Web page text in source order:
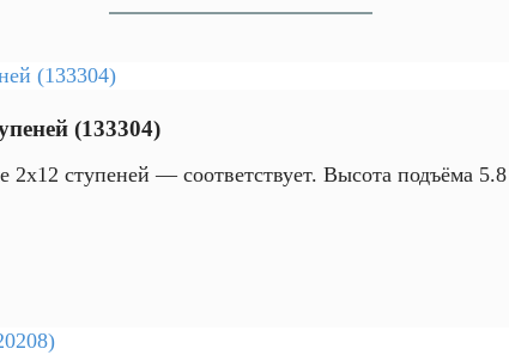
(133304)
ступеней — соответствует. Высота подъёма